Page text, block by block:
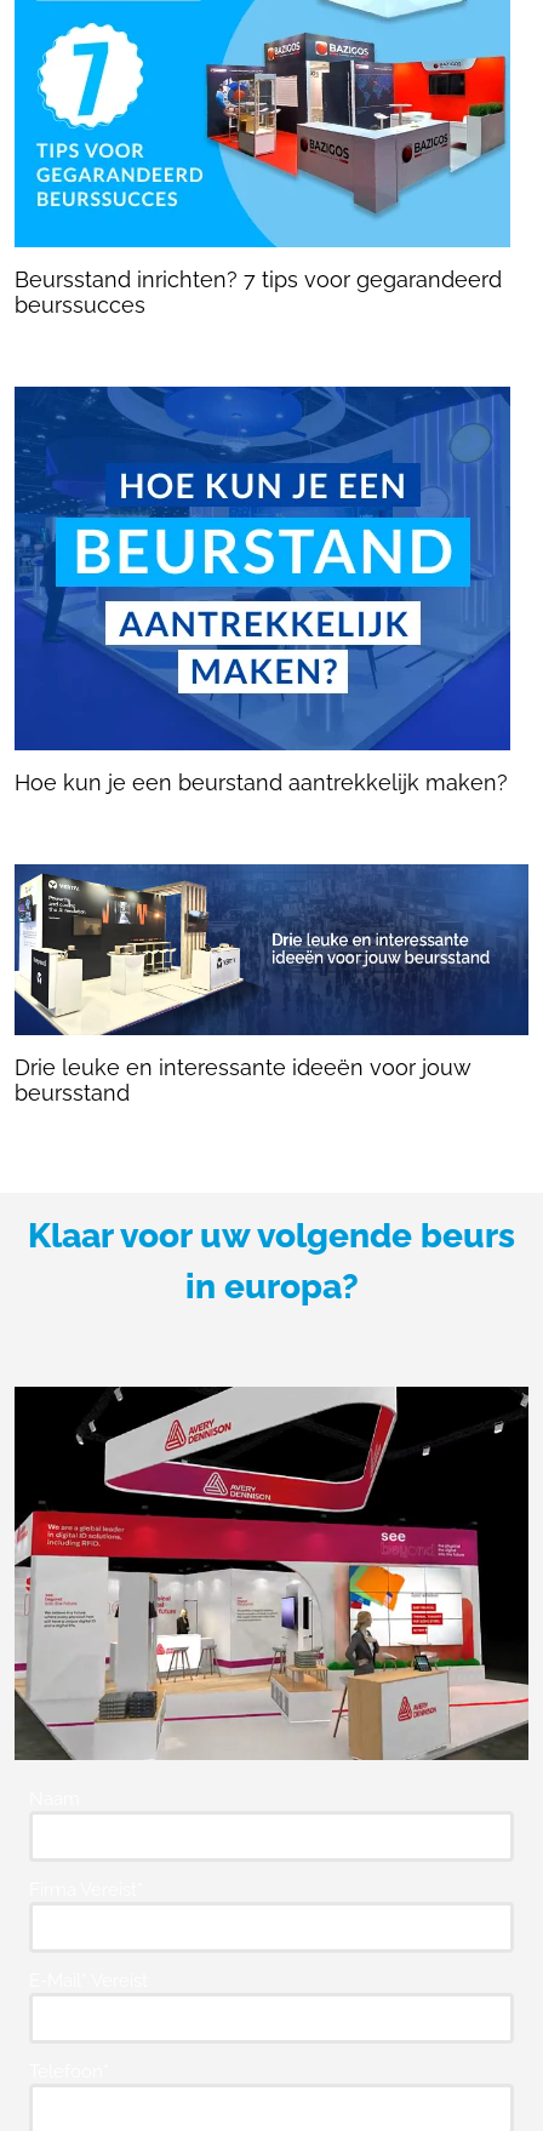
Beursstand inrichten? 7 tips voor gegarandeerd
beurssucces
Hoe kun je een beurstand aantrekkelijk maken?
Drie leuke en interessante ideeën voor jouw
beursstand
Klaar voor uw volgende beurs
in europa?